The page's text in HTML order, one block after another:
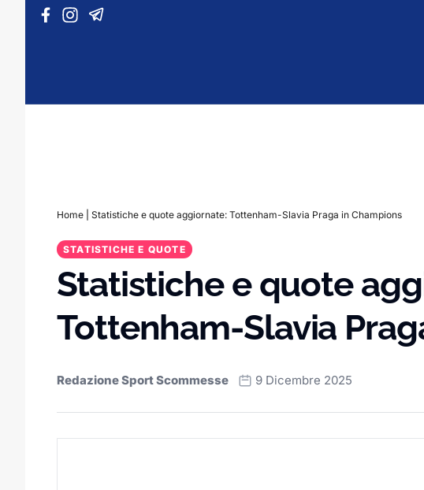
Vai al contenuto
Home Statistiche e quote aggiornate: Tottenham-Slavia Praga in Champions
STATISTICHE E QUOTE
Statistiche e quote
Tottenham-Slavia
Redazione Sport Scommesse 9 Dicembre 2025